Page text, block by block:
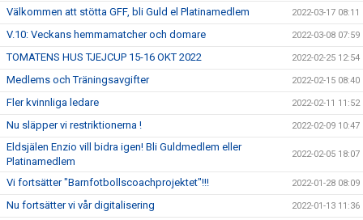
Välkommen att stötta GFF, bli Guld el Platinamedlem 2022-03-17 08:11
V.10: Veckans hemmamatcher och domare 2022-03-08 07:59
TOMATENS HUS TJEJCUP 15-16 OKT 2022 2022-02-25 12:54
Medlems och Träningsavgifter 2022-02-15 08:40
Fler kvinnliga ledare 2022-02-11 11:52
Nu släpper vi restriktionerna ! 2022-02-09 10:47
Eldsjälen Enzio vill bidra igen! Bli Guldmedlem eller
Platinamedlem
2022-02-05 18:07
Vi fortsätter "Barnfotbollscoachprojektet"!!! 2022-01-28 08:09
Nu fortsätter vi vår digitalisering 2022-01-13 11:36